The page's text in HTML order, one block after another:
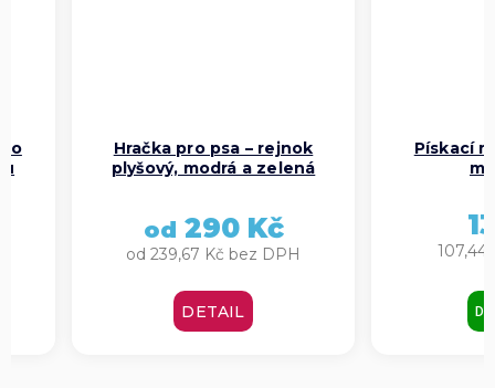
rejnok
Pískací míček pro psa –
mini, 5 cm
107,44 Kč bez DPH
130 Kč
DO KOŠÍKU
se